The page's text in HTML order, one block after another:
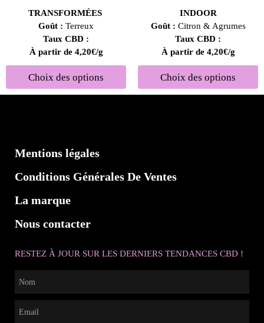
TRANSFORMÉES
Goût : Terreux
Taux CBD :
À partir de 4,20€/g
Choix des options
INDOOR
Goût : Citron & Agrumes
Taux CBD :
À partir de 4,20€/g
Choix des options
Mentions légales
Conditions Générales De Ventes
La marque
Nous contacter
RESTEZ À JOUR SUR LES DERNIERS TENDANCES CBD !